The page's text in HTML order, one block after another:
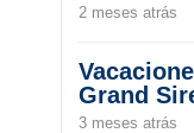
2 meses atrás
Grand
3 meses atrás